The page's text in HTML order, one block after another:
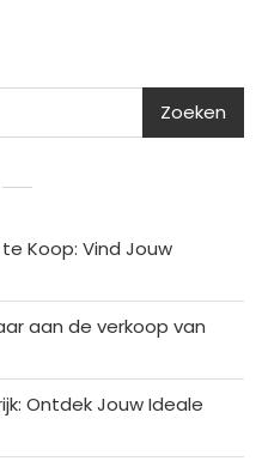
Zoeken
Koop: Vind Jouw
aan de verkoop van
Ontdek Jouw Ideale